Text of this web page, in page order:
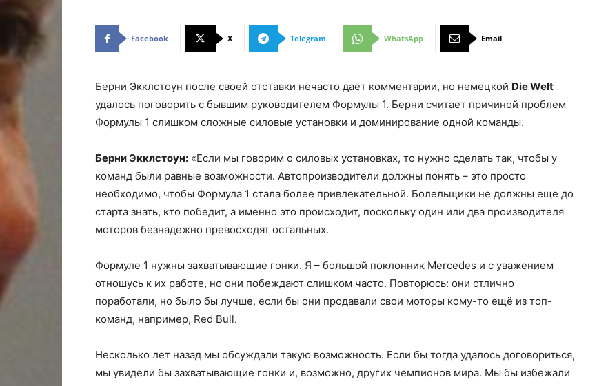
Facebook X Telegram WhatsApp Email
Берни Экклстоун после своей отставки нечасто даёт комментарии, но немецкой Die Welt
удалось поговорить с бывшим руководителем Формулы 1. Берни считает причиной проблем
Формулы 1 слишком сложные силовые установки и доминирование одной команды.
Берни Экклстоун: «Если мы говорим о силовых установках, то нужно сделать так, чтобы у
команд были равные возможности. Автопроизводители должны понять – это просто
необходимо, чтобы Формула 1 стала более привлекательной. Болельщики не должны еще до
старта знать, кто победит, а именно это происходит, поскольку один или два производителя
моторов безнадежно превосходят остальных.
Формуле 1 нужны захватывающие гонки. Я – большой поклонник Mercedes и с уважением
отношусь к их работе, но они побеждают слишком часто. Повторюсь: они отлично
поработали, но было бы лучше, если бы они продавали свои моторы кому-то ещё из топ-
команд, например, Red Bull.
Несколько лет назад мы обсуждали такую возможность. Если бы тогда удалось договориться,
мы увидели бы захватывающие гонки и, возможно, других чемпионов мира. Мы бы избежали